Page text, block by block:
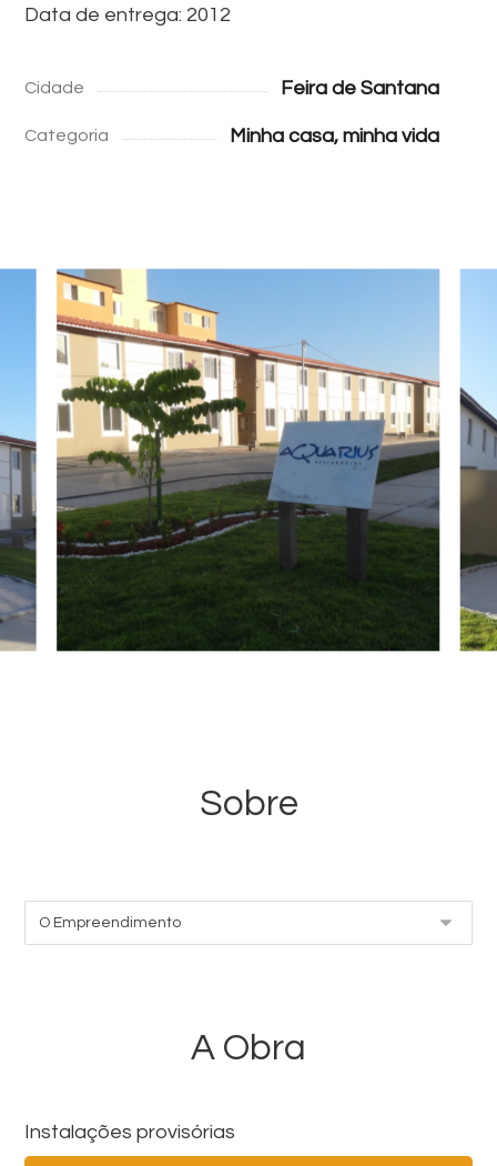
Data de entrega: 2012
Cidade Feira de Santana
Categoria Minha casa, minha vida
Sobre
A Obra
Instalações provisórias